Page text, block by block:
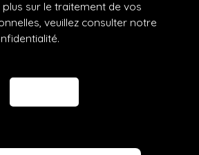
sur le traitement de vos
veuillez consulter notre
.